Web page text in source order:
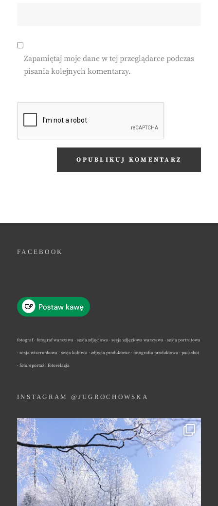
Zapamiętaj moje dane w tej przeglądarce podczas
pisania kolejnych komentarzy.
FACEBOOK
fotograf · fotograf warszawa · sesja zdjęciowa · sesja zdjęciowa warszawa · sesja portretowa
· sesja wizerunkowa · sesja kobieca · zdjęcia produktowe · fotografia produktowa · packshot
· fotoreportaż · fotorelacja
INSTAGRAM @JUGROCHOWSKA